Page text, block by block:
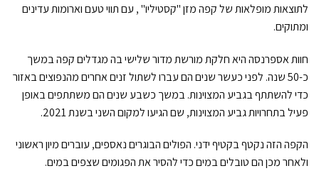
לתוצאות מופלאות של קפה מזן "קסטיליו" , עם תווי טעם וארומות עדינים
ומתוקים.
חוות אספרנסה היא חלקת מורשת מדור שלישי בה מגדלים קפה במשך
כ-50 שנה. לפני כעשר שנים הם עברו לשתול זנים אחרים מהנפוצים באזור
כדי להשתתף בגביע המצוינות. במשך כשבע שנים הם משתתפים באופן
פעיל בתחרויות גביע המצוינות, שם הגיעו למקום השני בשנת 2021.
הקפה הזה נקטף בקטיף ידני. הפולים הבוגרים נאספים, עוברים מיון ראשוני
ולאחר מכן הם טובלים במים כדי להסיר את הפגומים שצפים במים.